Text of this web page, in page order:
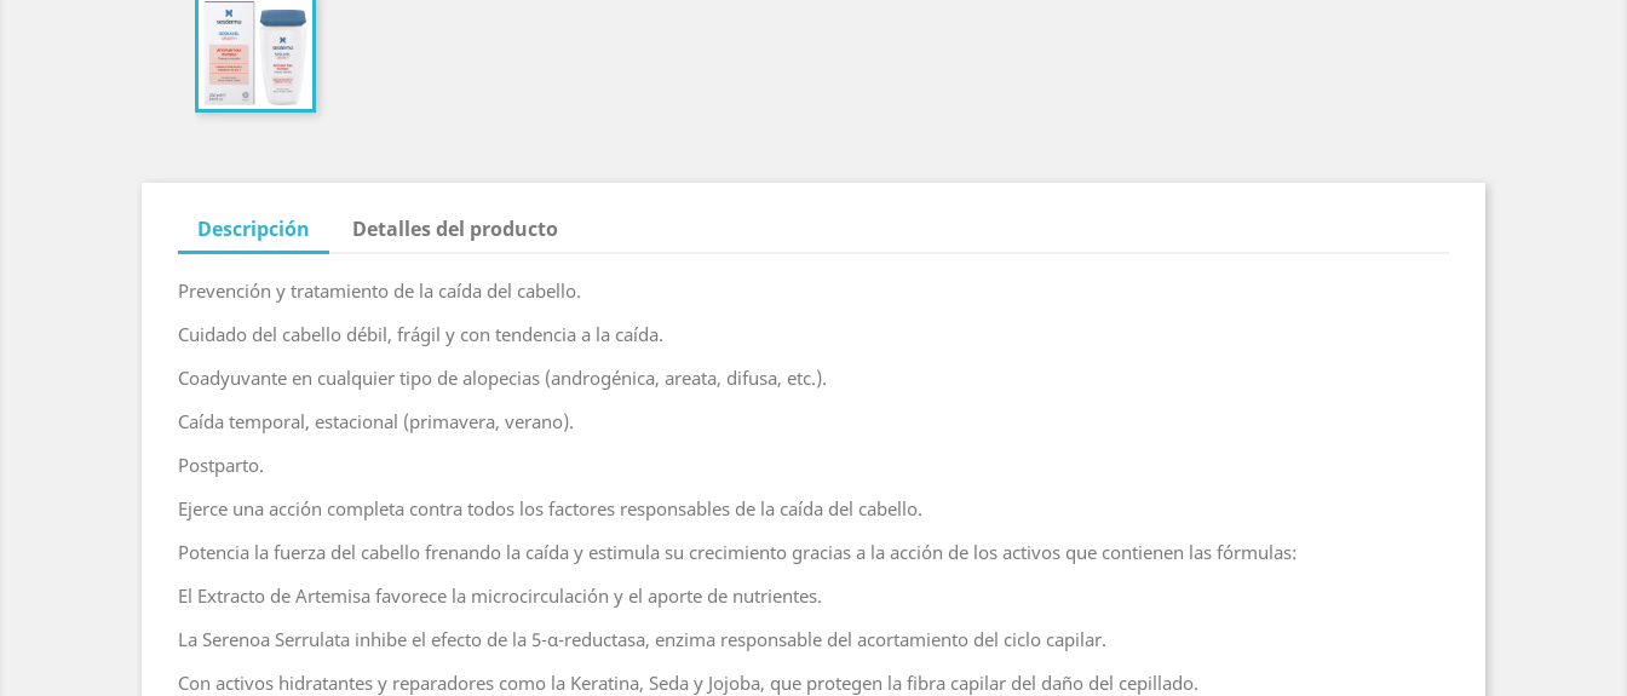
Descripción Detalles del producto
Prevención y tratamiento de la caída del cabello.
Cuidado del cabello débil, frágil y con tendencia a la caída.
Coadyuvante en cualquier tipo de alopecias (androgénica, areata, difusa, etc.).
Caída temporal, estacional (primavera, verano).
Postparto.
Ejerce una acción completa contra todos los factores responsables de la caída del cabello.
Potencia la fuerza del cabello frenando la caída y estimula su crecimiento gracias a la acción de los activos que contienen las fórmulas:
El Extracto de Artemisa favorece la microcirculación y el aporte de nutrientes.
La Serenoa Serrulata inhibe el efecto de la 5-α-reductasa, enzima responsable del acortamiento del ciclo capilar.
Con activos hidratantes y reparadores como la Keratina, Seda y Jojoba, que protegen la fibra capilar del daño del cepillado.